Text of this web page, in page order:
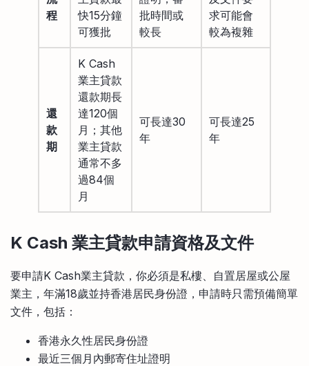
程
快15分鐘
可獲批
批時間或
較長
求可能會
較為複雜
還
款
期
K Cash
業主貸款
還款期長
達120個
月；其他
業主貸款
通常不多
過84個
月
可長達30
年
可長達25
年
K Cash 業主貸款申請資格及文件
要申請K Cash業主貸款，你必須是私樓、自置居屋或公屋
業主，年滿18歲並持香港居民身份證，申請時只需預備簡單
文件，包括：
香港永久性居民身份證
最近三個月內郵寄住址證明